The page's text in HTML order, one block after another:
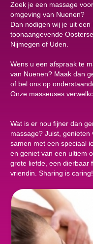
Zoek je een massage
omgeving van Nuenen?
Dan nodigen wij je uit
toonaangevende
Nijmegen of Uden.
Wens u een afspraak te
van Nuenen? Maak dan
of bel ons op
Onze masseuses
Wat is er nou fijner dan
massage? Juist,
samen met een speciaal
en geniet van een ultiem
grote liefde, een dierbaar
vriendin. Sharing is caring!